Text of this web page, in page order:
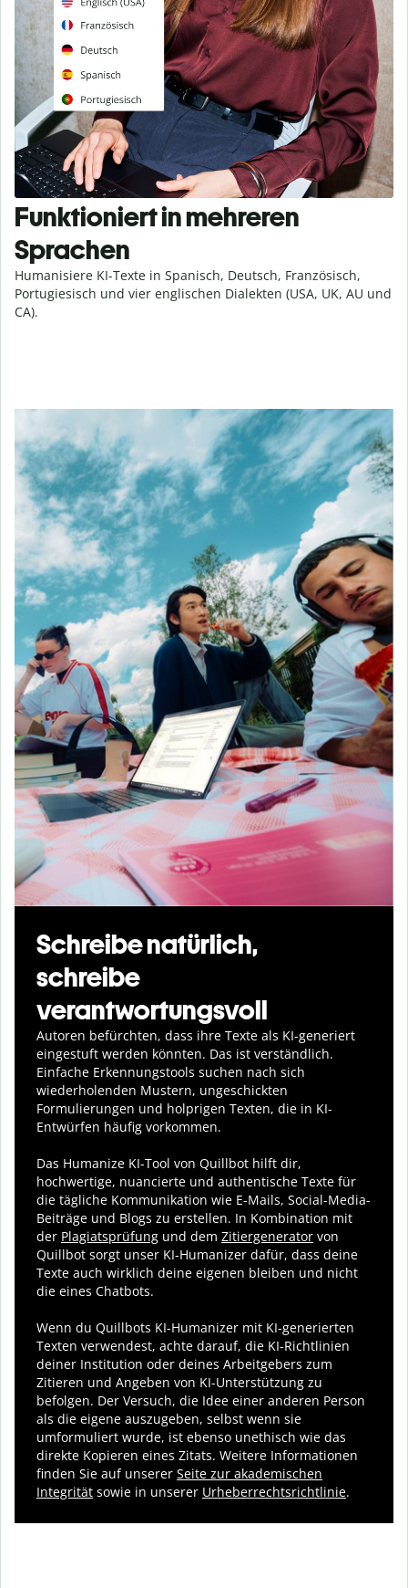
Funktioniert in mehreren
Sprachen
Humanisiere KI-Texte in Spanisch, Deutsch, Französisch,
Portugiesisch und vier englischen Dialekten (USA, UK, AU und
CA).
Schreibe natürlich,
schreibe
verantwortungsvoll
Autoren befürchten, dass ihre Texte als KI-generiert
eingestuft werden könnten. Das ist verständlich.
Einfache Erkennungstools suchen nach sich
wiederholenden Mustern, ungeschickten
Formulierungen und holprigen Texten, die in KI-
Entwürfen häufig vorkommen.
Das Humanize KI-Tool von Quillbot hilft dir,
hochwertige, nuancierte und authentische Texte für
die tägliche Kommunikation wie E-Mails, Social-Media-
Beiträge und Blogs zu erstellen. In Kombination mit
der Plagiatsprüfung und dem Zitiergenerator von
Quillbot sorgt unser KI-Humanizer dafür, dass deine
Texte auch wirklich deine eigenen bleiben und nicht
die eines Chatbots.
Wenn du Quillbots KI-Humanizer mit KI-generierten
Texten verwendest, achte darauf, die KI-Richtlinien
deiner Institution oder deines Arbeitgebers zum
Zitieren und Angeben von KI-Unterstützung zu
befolgen. Der Versuch, die Idee einer anderen Person
als die eigene auszugeben, selbst wenn sie
umformuliert wurde, ist ebenso unethisch wie das
direkte Kopieren eines Zitats. Weitere Informationen
finden Sie auf unserer Seite zur akademischen
Integrität sowie in unserer Urheberrechtsrichtlinie.